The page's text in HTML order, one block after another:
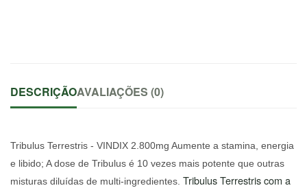
DESCRIÇÃOAVALIAÇÕES (0)
Tribulus Terrestris - VINDIX 2.800mg Aumente a stamina, energia
e libido; A dose de Tribulus é 10 vezes mais potente que outras
misturas diluídas de multi-ingredientes. Tribulus Terrestris com a